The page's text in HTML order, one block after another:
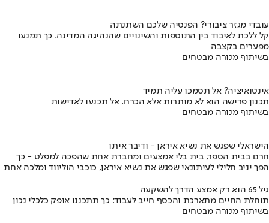
עובדי מגזר ציבורי? הפנסיה שלכם השתנתה
קל ללכת לאיבוד בין התוספות והשינויים שהנהיגה המדינה. כך תמנעו
מפערים בקצבה
בשיתוף מנורה מבטחים
אינטואיציה? אל תסמכו עליה תמיד
תכנון פרישה הוא לא מותרות אלא הכרח. אל תכנעו לאדישות
בשיתוף מנורה מבטחים
הישראלי שפגש את נשיא איראן - ודיבר איתו
חרם בבית הספר, בית בלי אמצעים ומחברת אחת שהפכה למפלט - כך
הפך יניב חלילי לעיתונאי שפגש את נשיא איראן, כוכבי הוליווד ומלכה אחת
גיל 65 הוא רק אמצע הדרך להשקעה
תוחלת החיים מתארכת והכסף חייב לעבוד: כך תתכננו אופק כלכלי נכון
בשיתוף מנורה מבטחים